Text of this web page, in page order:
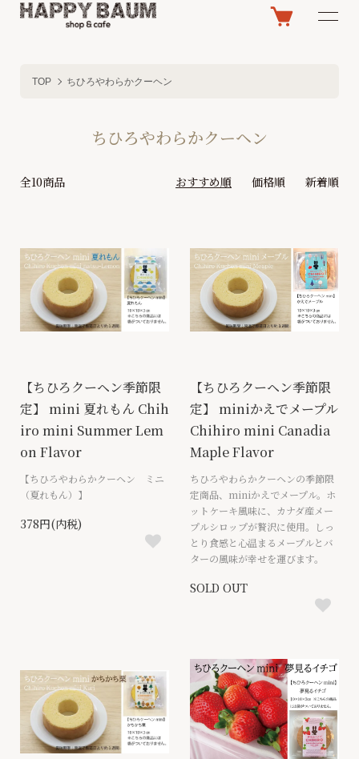
TOP ちひろやわらかクーヘン
ちひろやわらかクーヘン
全10商品 おすすめ順 価格順 新着順
【ちひろクーヘン季節限
定】 mini 夏れもん Chih
iro mini Summer Lem
on Flavor
【ちひろやわらかクーヘン ミニ
（夏れもん）】
378円(内税)
【ちひろクーヘン季節限
定】 miniかえでメープル
Chihiro mini Canadia
Maple Flavor
ちひろやわらかクーヘンの季節限
定商品、miniかえでメープル。ホ
ットケーキ風味に、カナダ産メー
プルシロップが贅沢に使用。しっ
とり食感と心温まるメープルとバ
ターの風味が幸せを運びます。
SOLD OUT